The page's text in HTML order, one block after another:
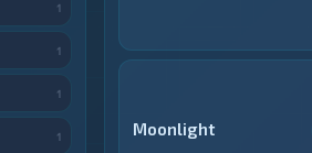
Moonlight
1
1
1
1